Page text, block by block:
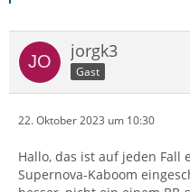
jorgk3
Gast
22. Oktober 2023 um 10:30
Hallo, das ist auf jeden Fall
Supernova-Kaboom